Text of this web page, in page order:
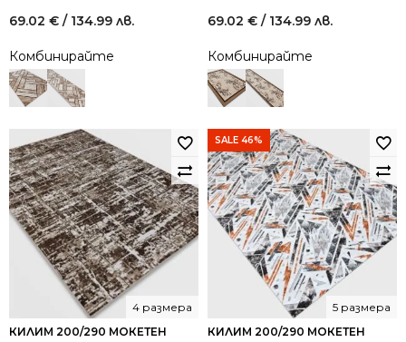
69.02 € / 134.99 лв.
Комбинирайте
69.02 € / 134.99 лв.
Комбинирайте
КИЛИМ 200/290 МОКЕТЕН
4 размера
SALE 46%
КИЛИМ 200/290 МОКЕТЕН
5 размера